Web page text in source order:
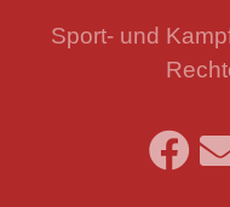
Sport- und